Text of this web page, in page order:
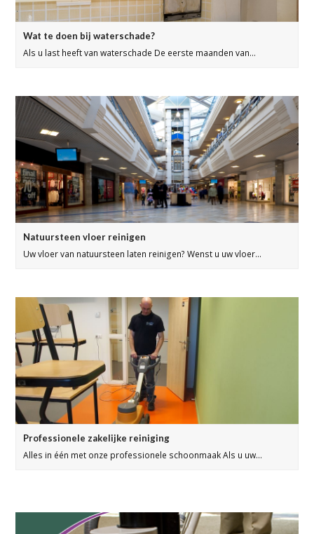
Wat te doen bij waterschade?
Als u last heeft van waterschade De eerste maanden van…
Natuursteen vloer reinigen
Uw vloer van natuursteen laten reinigen? Wenst u uw vloer…
Professionele zakelijke reiniging
Alles in één met onze professionele schoonmaak Als u uw…